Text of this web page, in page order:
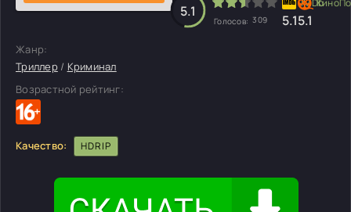
5.1
Голосов: 309 5.15.1
Жанр:
Триллер/ Криминал
Возрастной рейтинг:
Качество: HDRIP